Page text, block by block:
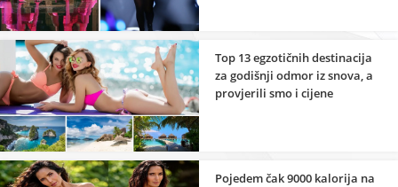
Top 13 egzotičnih destinacija
za godišnji odmor iz snova, a
provjerili smo i cijene
Pojedem čak 9000 kalorija na